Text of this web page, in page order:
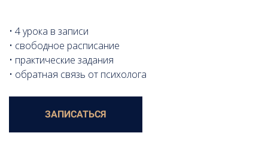
• 4 урока в записи
• свободное расписание
• практические задания
• обратная связь от психолога
ЗАПИСАТЬСЯ